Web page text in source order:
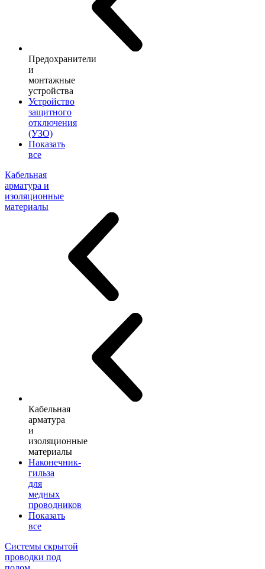
Предохранители
и
монтажные
устройства
Устройство
защитного
отключения
(УЗО)
Показать
все
Кабельная
арматура и
изоляционные
материалы
Кабельная
арматура
и
изоляционные
материалы
Наконечник-
гильза
для
медных
проводников
Показать
все
Системы скрытой
проводки под